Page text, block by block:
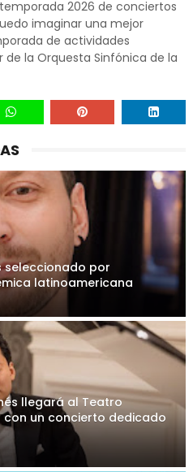
2026 de conciertos
imaginar una mejor
de actividades
de la Orquesta Sinfónica de la
seleccionado por
latinoamericana
llegará al Teatro
con un concierto dedicado